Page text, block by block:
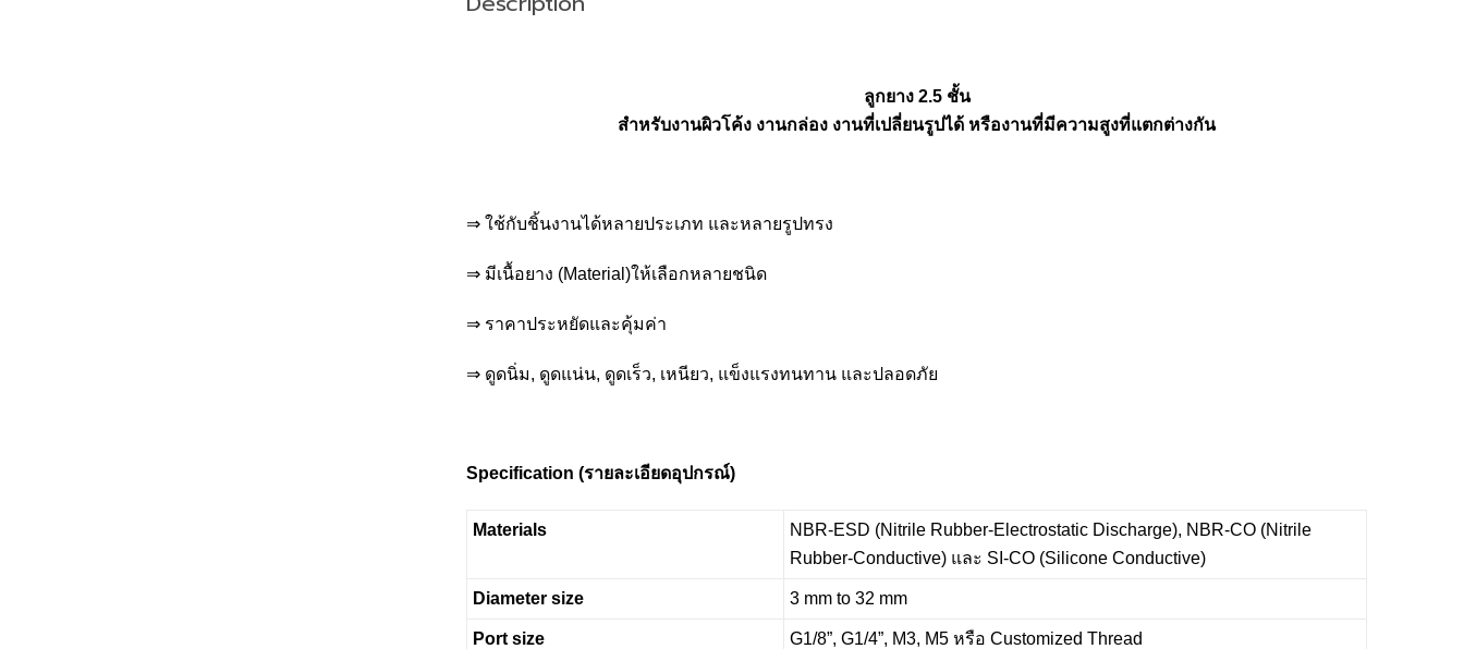
ลูกยาง 2.5 ชั้น
สำหรับงานผิวโค้ง งานกล่อง งานที่เปลี่ยนรูปได้ หรืองานที่มีความสูงที่แตกต่างกัน
⇒ ใช้กับชิ้นงานได้หลายประเภท และหลายรูปทรง
⇒ มีเนื้อยาง (Material)ให้เลือกหลายชนิด
⇒ ราคาประหยัดและคุ้มค่า
⇒ ดูดนิ่ม, ดูดแน่น, ดูดเร็ว, เหนียว, แข็งแรงทนทาน และปลอดภัย
Specification (รายละเอียดอุปกรณ์)
Materials
NBR-ESD (Nitrile Rubber-Electrostatic Discharge), NBR-CO (Nitrile
Rubber-Conductive) และ SI-CO (Silicone Conductive)
Diameter size 3 mm to 32 mm
Port size G1/8”, G1/4”, M3, M5 หรือ Customized Thread